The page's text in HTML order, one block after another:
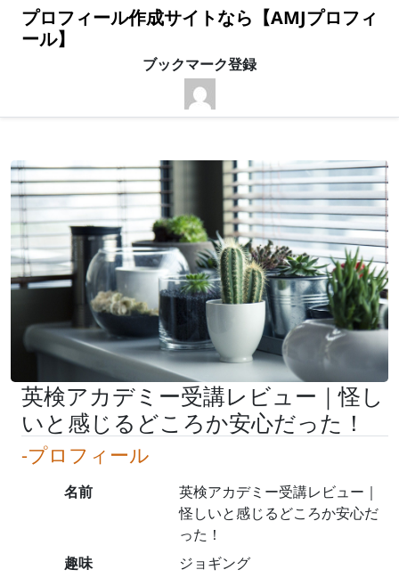
プロフィール作成サイトなら【AMJプロフィ
ール】
ブックマーク登録
英検アカデミー受講レビュー｜怪し
いと感じるどころか安心だった！
-プロフィール
名前
英検アカデミー受講レビュー｜
怪しいと感じるどころか安心だ
った！
趣味
ジョギング